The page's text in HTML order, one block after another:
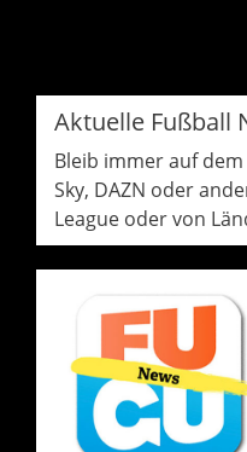
Aktuelle Fußball
Bleib immer auf
Sky, DAZN oder
League oder von